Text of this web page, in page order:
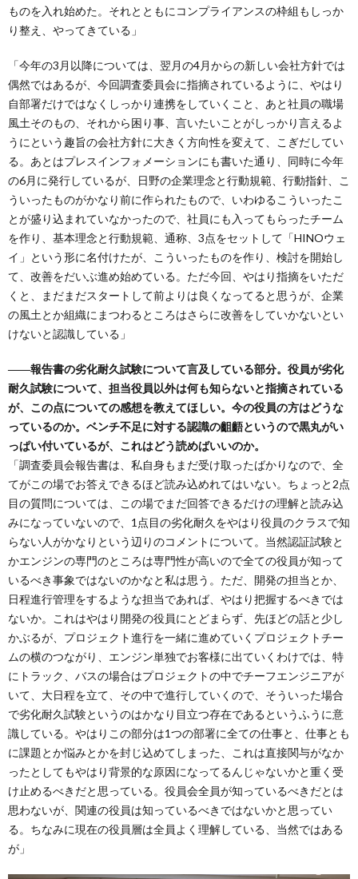
ものを入れ始めた。それとともにコンプライアンスの枠組もしっか
り整え、やってきている」
「今年の3月以降については、翌月の4月からの新しい会社方針では
偶然ではあるが、今回調査委員会に指摘されているように、やはり
自部署だけではなくしっかり連携をしていくこと、あと社員の職場
風土そのもの、それから困り事、言いたいことがしっかり言えるよ
うにという趣旨の会社方針に大きく方向性を変えて、こぎだしてい
る。あとはプレスインフォメーションにも書いた通り、同時に今年
の6月に発行しているが、日野の企業理念と行動規範、行動指針、こ
ういったものがかなり前に作られたもので、いわゆるこういったこ
とが盛り込まれていなかったので、社員にも入ってもらったチーム
を作り、基本理念と行動規範、通称、3点をセットして「HINOウェ
イ」という形に名付けたが、こういったものを作り、検討を開始し
て、改善をだいぶ進め始めている。ただ今回、やはり指摘をいただ
くと、まだまだスタートして前よりは良くなってると思うが、企業
の風土とか組織にまつわるところはさらに改善をしていかないとい
けないと認識している」
――報告書の劣化耐久試験について言及している部分。役員が劣化
耐久試験について、担当役員以外は何も知らないと指摘されている
が、この点についての感想を教えてほしい。今の役員の方はどうな
っているのか。ベンチ不足に対する認識の齟齬というので黒丸がい
っぱい付いているが、これはどう読めばいいのか。
「調査委員会報告書は、私自身もまだ受け取ったばかりなので、全
てがこの場でお答えできるほど読み込めれてはいない。ちょっと2点
目の質問については、この場でまだ回答できるだけの理解と読み込
みになっていないので、1点目の劣化耐久をやはり役員のクラスで知
らない人がかなりという辺りのコメントについて。当然認証試験と
かエンジンの専門のところは専門性が高いので全ての役員が知って
いるべき事象ではないのかなと私は思う。ただ、開発の担当とか、
日程進行管理をするような担当であれば、やはり把握するべきでは
ないか。これはやはり開発の役員にとどまらず、先ほどの話と少し
かぶるが、プロジェクト進行を一緒に進めていくプロジェクトチー
ムの横のつながり、エンジン単独でお客様に出ていくわけでは、特
にトラック、バスの場合はプロジェクトの中でチーフエンジニアが
いて、大日程を立て、その中で進行していくので、そういった場合
で劣化耐久試験というのはかなり目立つ存在であるというふうに意
識している。やはりこの部分は1つの部署に全ての仕事と、仕事とも
に課題とか悩みとかを封じ込めてしまった、これは直接関与がなか
ったとしてもやはり背景的な原因になってるんじゃないかと重く受
け止めるべきだと思っている。役員会全員が知っているべきだとは
思わないが、関連の役員は知っているべきではないかと思ってい
る。ちなみに現在の役員層は全員よく理解している、当然ではある
が」